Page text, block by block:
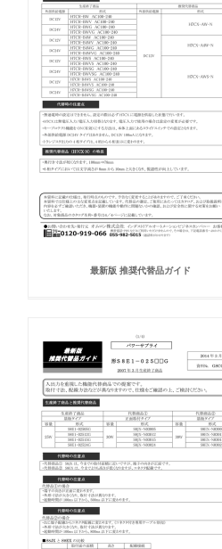
最新版 推奨代替品ガイド